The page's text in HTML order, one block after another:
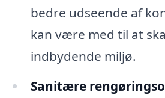
bedre udseende af
kan være med til at
indbydende miljø.
Sanitære